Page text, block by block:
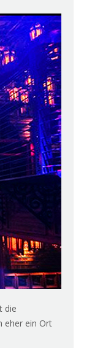
die
eher ein Ort